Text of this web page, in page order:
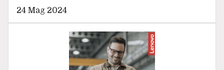
24 Mag 2024